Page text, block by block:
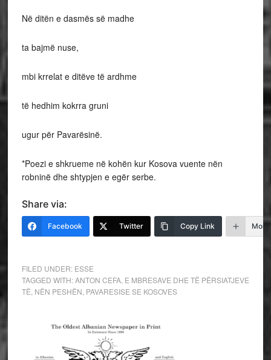
Në ditën e dasmës së madhe
ta bajmë nuse,
mbi krrelat e ditëve të ardhme
të hedhim kokrra gruni
ugur për Pavarësinë.
*Poezi e shkrueme në kohën kur Kosova vuente nën
robninë dhe shtypjen e egër serbe.
Share via:
Facebook Twitter Copy Link More
FILED UNDER: ESSE
TAGGED WITH:ANTON CEFA, E MBRESAVE DHE TË PËRSIATJEVE
TË NËN PESHËN PAVARESISE SE KOSOVES